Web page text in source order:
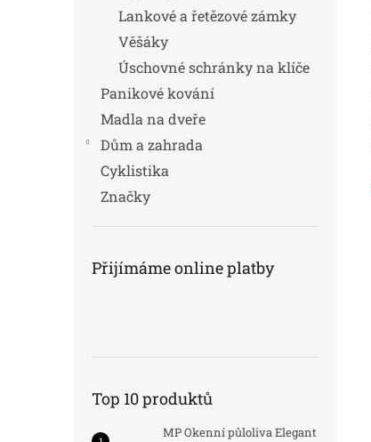
Lankové a řetězové zámky
Věšáky
Úschovné schránky na klíče
Panikové kování
Madla na dveře
Dům a zahrada
Cyklistika
Značky
Přijímáme online platby
Top 10 produktů
MP Okenní půloliva Elegant